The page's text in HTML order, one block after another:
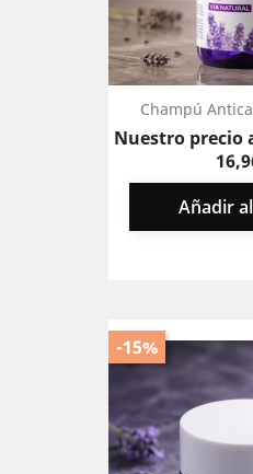
Champú
Nuestro precio
Añadir
-15%